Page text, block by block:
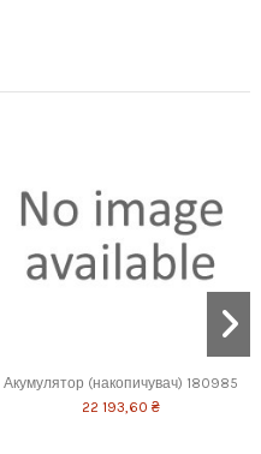
Акумулятор (накопичувач) 180985
22 193,60 ₴